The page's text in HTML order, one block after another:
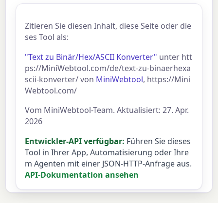
Zitieren Sie diesen Inhalt, diese Seite oder die
ses Tool als:
"Text zu Binär/Hex/ASCII Konverter" unter htt
ps://MiniWebtool.com/de/text-zu-binaerhexa
scii-konverter/ von MiniWebtool, https://Mini
Webtool.com/
Vom MiniWebtool-Team. Aktualisiert: 27. Apr.
2026
Entwickler-API verfügbar: Führen Sie dieses
Tool in Ihrer App, Automatisierung oder Ihre
m Agenten mit einer JSON-HTTP-Anfrage aus.
API-Dokumentation ansehen